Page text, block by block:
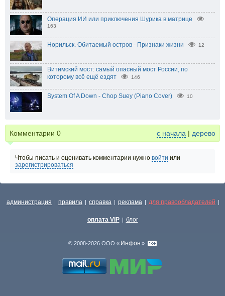
Операция ИИ или приключения Шурика в матрице
163
Норильск. Обитаемый остров - Признаки жизни 12
Витимский мост: самый опасный мост России, по
которому всё ещё ездят
146
System Of A Down - Chop Suey (Piano Cover) 10
Комментарии 0 с начала | дерево
Чтобы писать и оценивать комментарии нужно войти или
зарегистрироваться
администрация | правила | справка | реклама | для правообладателей |
оплата VIP | блог
© 2008-2026 ООО « Инфон »